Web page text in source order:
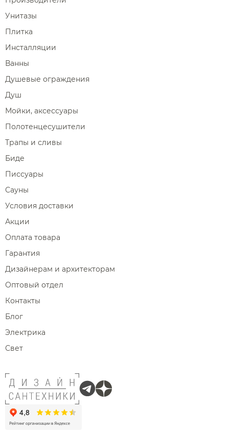
Унитазы
Плитка
Инсталляции
Ванны
Душевые ограждения
Душ
Мойки, аксессуары
Полотенцесушители
Трапы и сливы
Биде
Писсуары
Сауны
Условия доставки
Акции
Оплата товара
Гарантия
Дизайнерам и архитекторам
Оптовый отдел
Контакты
Блог
Электрика
Свет